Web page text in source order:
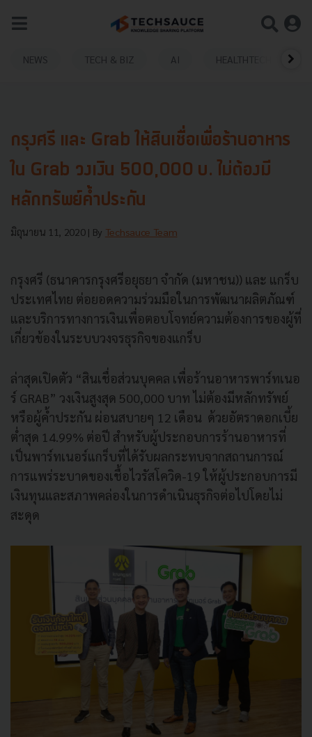
NEWS TECH & BIZ AI HEALTHTECH
กรุงศรี และ Grab ให้สินเชื่อเพื่อร้านอาหาร
ใน Grab วงเงิน 500,000 บ. ไม่ต้องมี
หลักทรัพย์ค้ำประกัน
มิถุนายน 11, 2020 | By Techsauce Team
กรุงศรี (ธนาคารกรุงศรีอยุธยา จำกัด (มหาชน)) และ แกร็บ
ประเทศไทย ต่อยอดความร่วมมือในการพัฒนาผลิตภัณฑ์
และบริการทางการเงินเพื่อตอบโจทย์ความต้องการของผู้ที่
เกี่ยวข้องในระบบวงจรธุรกิจของแกร็บ
ล่าสุดเปิดตัว “สินเชื่อส่วนบุคคล เพื่อร้านอาหารพาร์ทเนอ
ร์ GRAB” วงเงินสูงสุด 500,000 บาท ไม่ต้องมีหลักทรัพย์
หรือผู้ค้ำประกัน ผ่อนสบายๆ 12 เดือน ด้วยอัตราดอกเบี้ย
ต่ำสุด 14.99% ต่อปี สำหรับผู้ประกอบการร้านอาหารที่
เป็นพาร์ทเนอร์แกร็บที่ได้รับผลกระทบจากสถานการณ์
การแพร่ระบาดของเชื้อไวรัสโควิด-19 ให้ผู้ประกอบการมี
เงินทุนและสภาพคล่องในการดำเนินธุรกิจต่อไปโดยไม่
สะดุด